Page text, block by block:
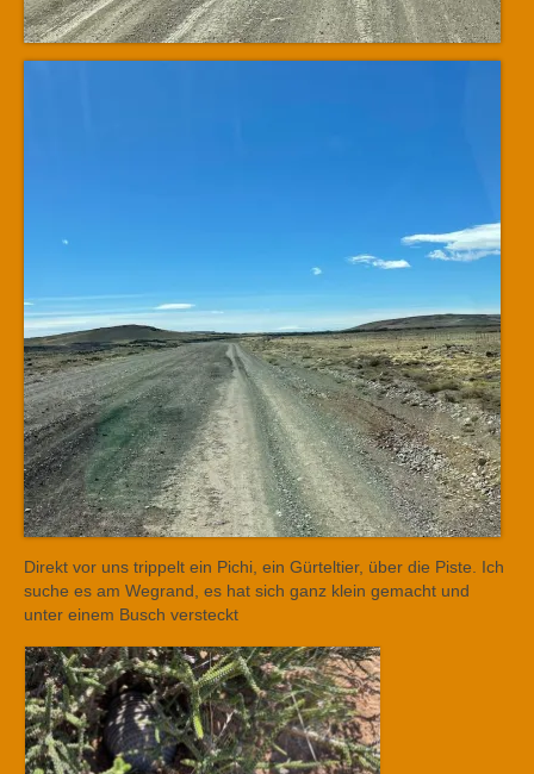
Direkt vor uns trippelt ein Pichi, ein Gürteltier, über die Piste. Ich
suche es am Wegrand, es hat sich ganz klein gemacht und
unter einem Busch versteckt